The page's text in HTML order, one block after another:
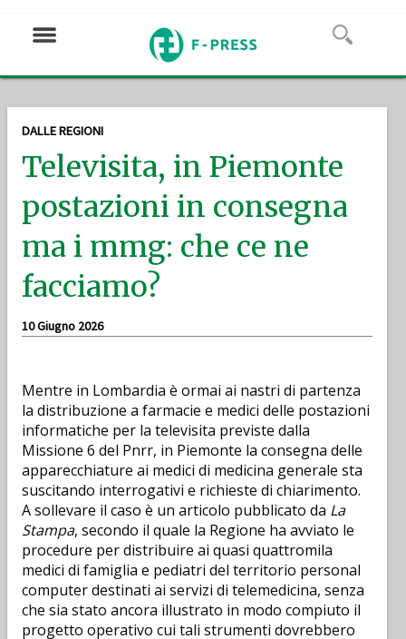
DALLE REGIONI
Televisita, in Piemonte
postazioni in consegna
ma i mmg: che ce ne
facciamo?
10 Giugno 2026
Mentre in Lombardia è ormai ai nastri di partenza
la distribuzione a farmacie e medici delle postazioni
informatiche per la televisita previste dalla
Missione 6 del Pnrr, in Piemonte la consegna delle
apparecchiature ai medici di medicina generale sta
suscitando interrogativi e richieste di chiarimento.
A sollevare il caso è un articolo pubblicato da La
Stampa, secondo il quale la Regione ha avviato le
procedure per distribuire ai quasi quattromila
medici di famiglia e pediatri del territorio personal
computer destinati ai servizi di telemedicina, senza
che sia stato ancora illustrato in modo compiuto il
progetto operativo cui tali strumenti dovrebbero